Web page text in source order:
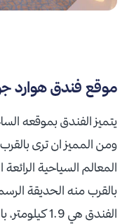
موقع فندق هوارد
يتميز الفندق بموقعه
ومن المميز ان ترى
المعالم السياحية
بالقرب منه الحديقة
الفندق هي